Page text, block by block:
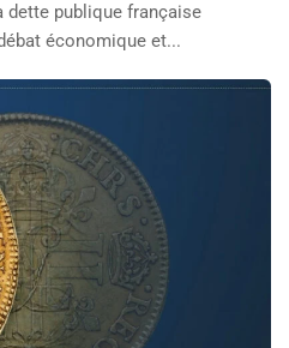
dette publique française
économique et...